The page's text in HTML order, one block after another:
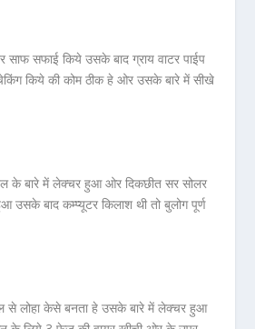
साफ सफाई किये उसके बाद ग्राय वाटर पाईप
किये की कोम ठीक हे ओर उसके बारे में सीखे
के बारे में लेक्चर हुआ ओर दिकछीत सर सोलर
उसके बाद कम्प्यूटर किलाश थी तो बुलोग पूर्ण
से लोहा केसे बनता हे उसके बारे में लेक्चर हुआ